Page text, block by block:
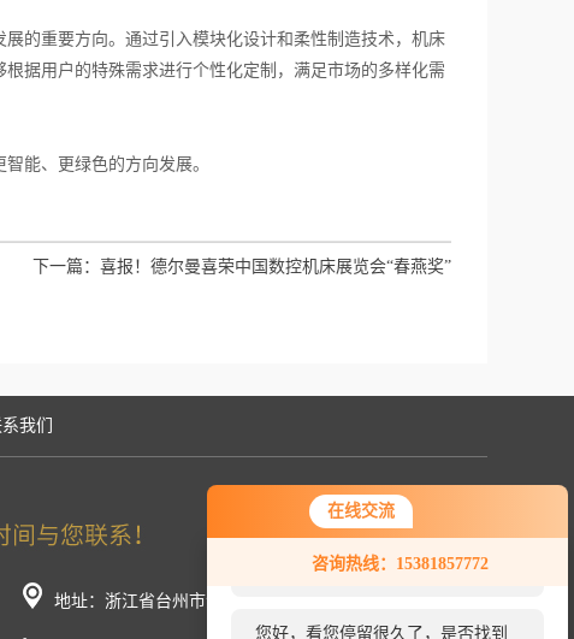
在线交流
咨询热线：15381857772
服务，请问您要咨询什么问题呢？
您好，看您停留很久了，是否找到
的重要方向。通过引入模块化设计和柔性制造技术，机床
据用户的特殊需求进行个性化定制，满足市场的多样化需
能、更绿色的方向发展。
下一篇： 喜报！德尔曼喜荣中国数控机床展览会“春燕奖”
我们
地址：浙江省台州市温岭市新河镇中厢工业区（浙江美机